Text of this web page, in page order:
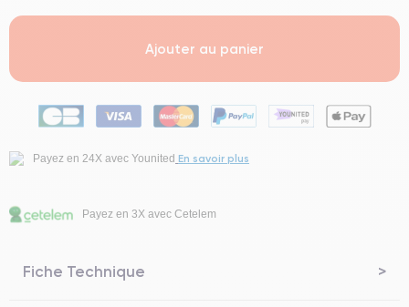
Ajouter au panier
Payez en 24X avec Younited En savoir plus
Payez en 3X avec Cetelem
Fiche Technique